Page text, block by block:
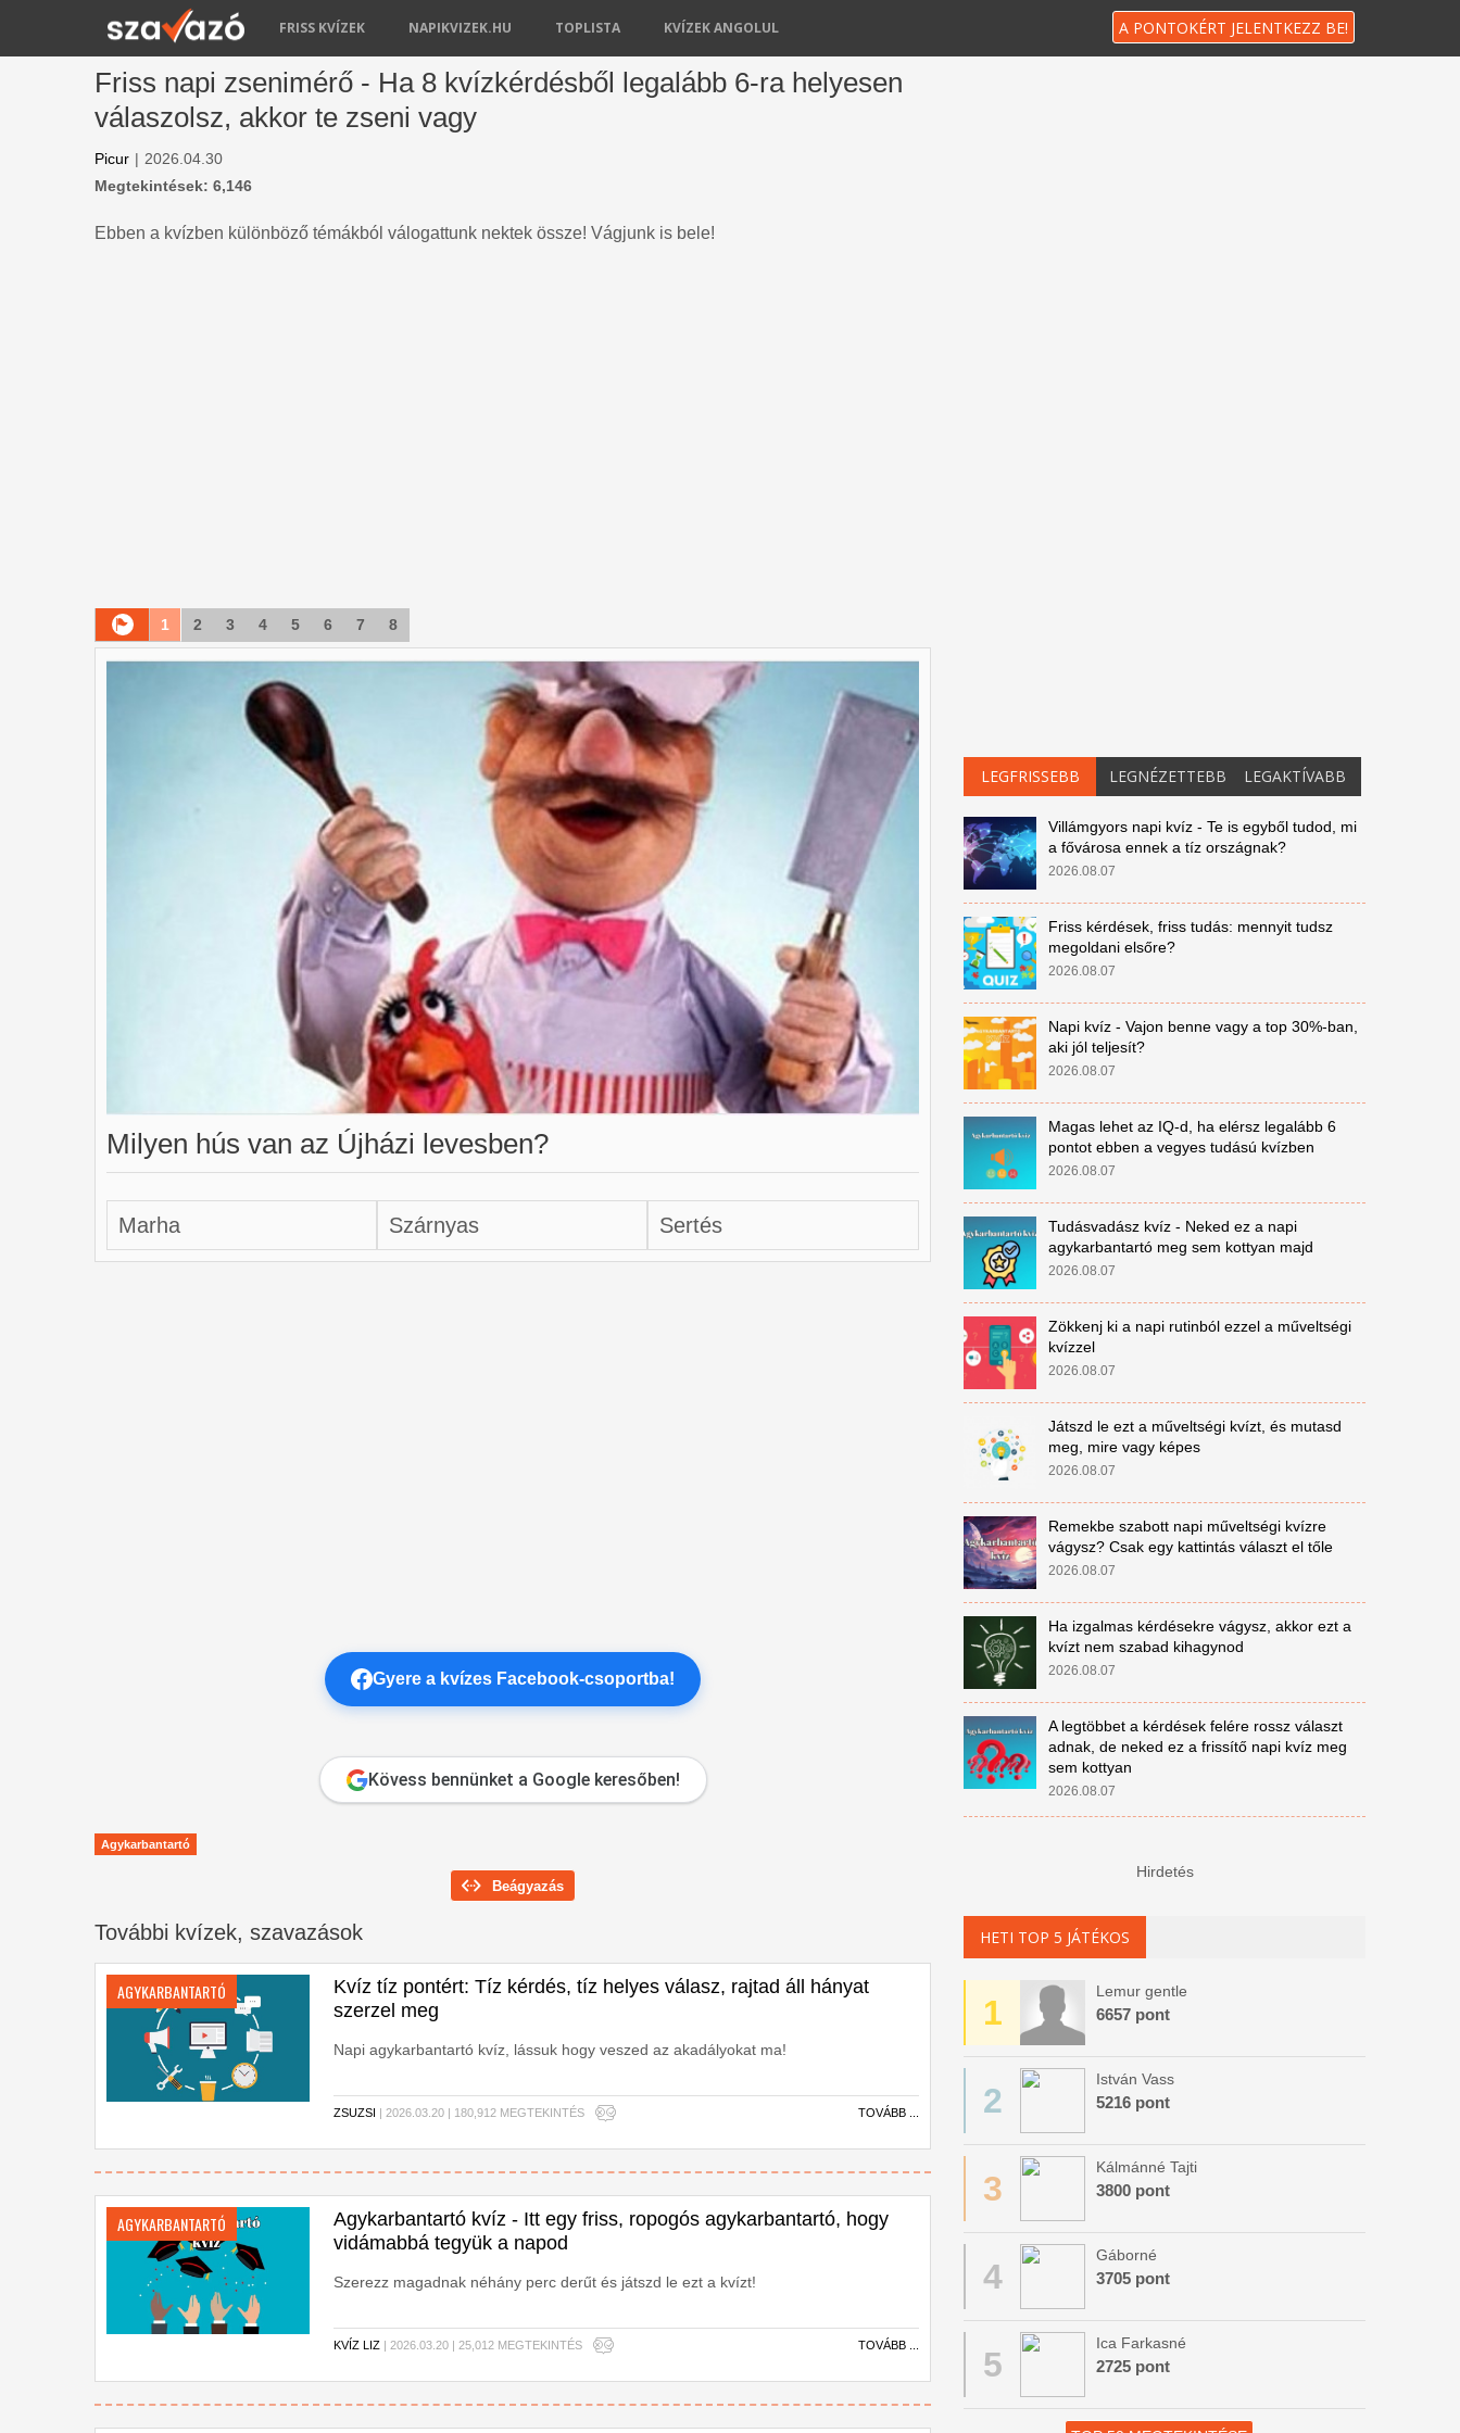
A PONTOKÉRT JELENTKEZZ BE!
FRISS KVÍZEK NAPIKVIZEK.HU TOPLISTA KVÍZEK ANGOLUL
Friss napi zsenimérő - Ha 8 kvízkérdésből legalább 6-ra helyesen
válaszolsz, akkor te zseni vagy
Picur | 2026.04.30
Megtekintések: 6,146
Ebben a kvízben különböző témákból válogattunk nektek össze! Vágjunk is bele!
1 2 3 4 5 6 7 8
Milyen hús van az Újházi levesben?
Marha Szárnyas Sertés
Gyere a kvízes Facebook-csoportba!
Kövess bennünket a Google keresőben!
Agykarbantartó
Beágyazás
További kvízek, szavazások
AGYKARBANTARTÓ
Kvíz tíz pontért: Tíz kérdés, tíz helyes válasz, rajtad áll hányat
szerzel meg
Napi agykarbantartó kvíz, lássuk hogy veszed az akadályokat ma!
ZSUZSI | 2026.03.20 | 180,912 MEGTEKINTÉS TOVÁBB ...
AGYKARBANTARTÓ
Agykarbantartó kvíz - Itt egy friss, ropogós agykarbantartó, hogy
vidámabbá tegyük a napod
Szerezz magadnak néhány perc derűt és játszd le ezt a kvízt!
KVÍZ LIZ | 2026.03.20 | 25,012 MEGTEKINTÉS TOVÁBB ...
LEGFRISSEBB LEGNÉZETTEBB LEGAKTÍVABB
Villámgyors napi kvíz - Te is egyből tudod, mi
a fővárosa ennek a tíz országnak?
2026.08.07
Friss kérdések, friss tudás: mennyit tudsz
megoldani elsőre?
2026.08.07
Napi kvíz - Vajon benne vagy a top 30%-ban,
aki jól teljesít?
2026.08.07
Magas lehet az IQ-d, ha elérsz legalább 6
pontot ebben a vegyes tudású kvízben
2026.08.07
Tudásvadász kvíz - Neked ez a napi
agykarbantartó meg sem kottyan majd
2026.08.07
Zökkenj ki a napi rutinból ezzel a műveltségi
kvízzel
2026.08.07
Játszd le ezt a műveltségi kvízt, és mutasd
meg, mire vagy képes
2026.08.07
Remekbe szabott napi műveltségi kvízre
vágysz? Csak egy kattintás választ el tőle
2026.08.07
Ha izgalmas kérdésekre vágysz, akkor ezt a
kvízt nem szabad kihagynod
2026.08.07
A legtöbbet a kérdések felére rossz választ
adnak, de neked ez a frissítő napi kvíz meg
sem kottyan
2026.08.07
Hirdetés
HETI TOP 5 JÁTÉKOS
1
Lemur gentle
6657 pont
2
István Vass
5216 pont
3
Kálmánné Tajti
3800 pont
4
Gáborné
3705 pont
5
Ica Farkasné
2725 pont